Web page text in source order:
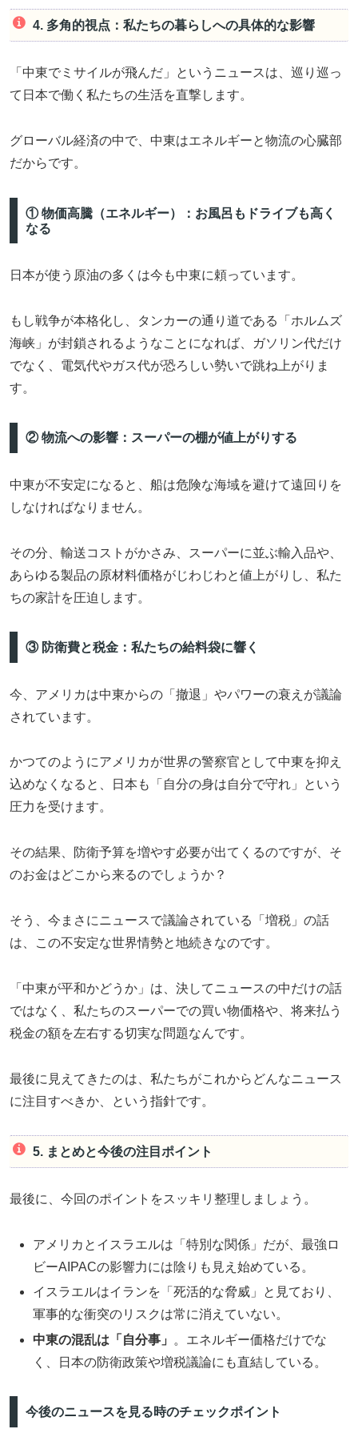
4. 多角的視点：私たちの暮らしへの具体的な影響
「中東でミサイルが飛んだ」というニュースは、巡り巡っ
て日本で働く私たちの生活を直撃します。
グローバル経済の中で、中東はエネルギーと物流の心臓部
だからです。
① 物価高騰（エネルギー）：お風呂もドライブも高く
なる
日本が使う原油の多くは今も中東に頼っています。
もし戦争が本格化し、タンカーの通り道である「ホルムズ
海峡」が封鎖されるようなことになれば、ガソリン代だけ
でなく、電気代やガス代が恐ろしい勢いで跳ね上がりま
す。
② 物流への影響：スーパーの棚が値上がりする
中東が不安定になると、船は危険な海域を避けて遠回りを
しなければなりません。
その分、輸送コストがかさみ、スーパーに並ぶ輸入品や、
あらゆる製品の原材料価格がじわじわと値上がりし、私た
ちの家計を圧迫します。
③ 防衛費と税金：私たちの給料袋に響く
今、アメリカは中東からの「撤退」やパワーの衰えが議論
されています。
かつてのようにアメリカが世界の警察官として中東を抑え
込めなくなると、日本も「自分の身は自分で守れ」という
圧力を受けます。
その結果、防衛予算を増やす必要が出てくるのですが、そ
のお金はどこから来るのでしょうか？
そう、今まさにニュースで議論されている「増税」の話
は、この不安定な世界情勢と地続きなのです。
「中東が平和かどうか」は、決してニュースの中だけの話
ではなく、私たちのスーパーでの買い物価格や、将来払う
税金の額を左右する切実な問題なんです。
最後に見えてきたのは、私たちがこれからどんなニュース
に注目すべきか、という指針です。
5. まとめと今後の注目ポイント
最後に、今回のポイントをスッキリ整理しましょう。
アメリカとイスラエルは「特別な関係」だが、最強ロ
ビーAIPACの影響力には陰りも見え始めている。
イスラエルはイランを「死活的な脅威」と見ており、
軍事的な衝突のリスクは常に消えていない。
中東の混乱は「自分事」
。エネルギー価格だけでな
く、日本の防衛政策や増税議論にも直結している。
今後のニュースを見る時のチェックポイント